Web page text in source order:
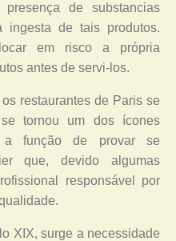
de substancias
de tais produtos.
em risco a própria
antes de servi-los.
restaurantes de Paris se
tornou um dos ícones
a função de provar se
que, devido algumas
responsável por
XIX, surge a necessidade